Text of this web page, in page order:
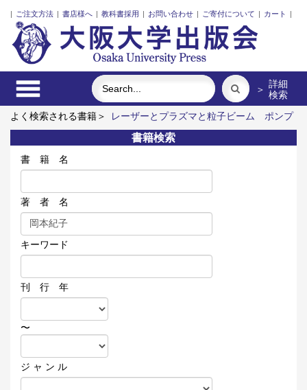
| ご注文方法 | 書店様へ | 教科書採用 | お問い合わせ | ご寄付について | カート |
＞ 詳細
検索
よく検索される書籍＞
レーザーとプラズマと粒子ビーム
ポンプ
の流体力学
固体高分子形燃料電池要素材料・水素貯蔵材料の知
的設計
明治・大正・昭和の細菌学者たち
三人の藤野先生、そ
の生涯と交流
書籍検索
書 籍 名
著 者 名
キーワード
刊 行 年
〜
ジ ャ ン ル